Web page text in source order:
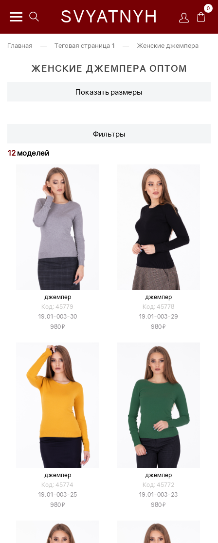
SVYATNYH 0
Главная — Теговая страница 1 — Женские джемпера
ЖЕНСКИЕ ДЖЕМПЕРА ОПТОМ
Показать размеры
Фильтры
12моделей
джемпер
Код: 45779
19.01-003-30
980Я
джемпер
Код: 45778
19.01-003-29
980Я
джемпер
Код: 45774
19.01-003-25
980Я
джемпер
Код: 45772
19.01-003-23
980Я